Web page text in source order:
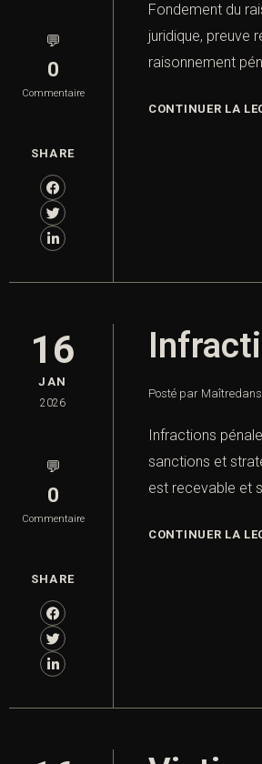
💬
0
Commentaire
SHARE
Fondement du
juridique, preuve
raisonnement
CONTINUER LA
16
JAN
2026
💬
0
Commentaire
SHARE
Posté par Maîtredans
Infractions
sanctions et
est recevable et
CONTINUER LA